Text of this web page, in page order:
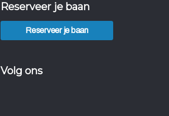
Reserveer je baan
Reserveer je baan
Volg ons